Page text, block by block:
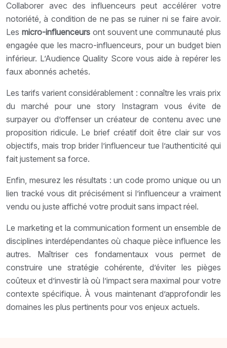
Collaborer avec des influenceurs peut accélérer votre
notoriété, à condition de ne pas se ruiner ni se faire avoir.
Les micro-influenceursont souvent une communauté plus
engagée que les macro-influenceurs, pour un budget bien
inférieur. L’Audience Quality Score vous aide à repérer les
faux abonnés achetés.
Les tarifs varient considérablement : connaître les vrais prix
du marché pour une story Instagram vous évite de
surpayer ou d’offenser un créateur de contenu avec une
proposition ridicule. Le brief créatif doit être clair sur vos
objectifs, mais trop brider l’influenceur tue l’authenticité qui
fait justement sa force.
Enfin, mesurez les résultats : un code promo unique ou un
lien tracké vous dit précisément si l’influenceur a vraiment
vendu ou juste affiché votre produit sans impact réel.
Le marketing et la communication forment un ensemble de
disciplines interdépendantes où chaque pièce influence les
autres. Maîtriser ces fondamentaux vous permet de
construire une stratégie cohérente, d’éviter les pièges
coûteux et d’investir là où l’impact sera maximal pour votre
contexte spécifique. À vous maintenant d’approfondir les
domaines les plus pertinents pour vos enjeux actuels.